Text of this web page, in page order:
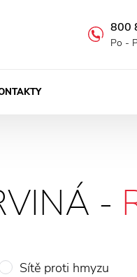
800
Po -
-
Sítě proti hmyzu